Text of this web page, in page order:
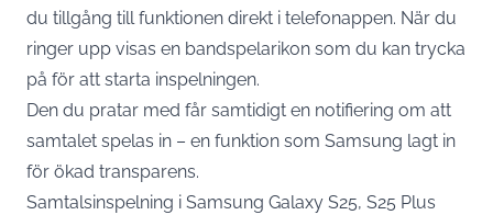
du tillgång till funktionen direkt i telefonappen. När du
ringer upp visas en bandspelarikon som du kan trycka
på för att starta inspelningen.
Den du pratar med får samtidigt en notifiering om att
samtalet spelas in – en funktion som Samsung lagt in
för ökad transparens.
Samtalsinspelning i Samsung Galaxy S25, S25 Plus